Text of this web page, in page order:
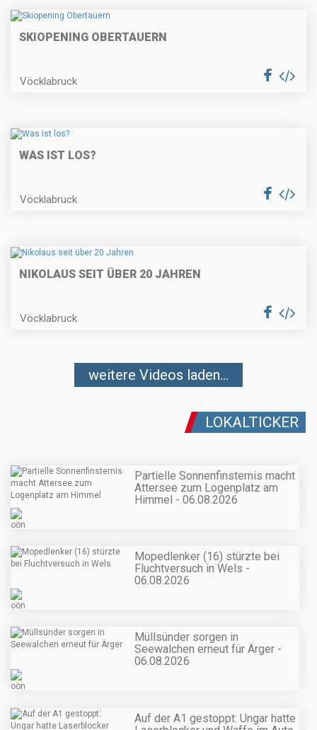
SKIOPENING OBERTAUERN
Vöcklabruck
WAS IST LOS?
Vöcklabruck
NIKOLAUS SEIT ÜBER 20 JAHREN
Vöcklabruck
weitere Videos laden...
LOKALTICKER
Partielle Sonnenfinsternis macht
Attersee zum Logenplatz am
Himmel - 06.08.2026
Mopedlenker (16) stürzte bei
Fluchtversuch in Wels -
06.08.2026
Müllsünder sorgen in
Seewalchen erneut für Ärger -
06.08.2026
Auf der A1 gestoppt: Ungar hatte